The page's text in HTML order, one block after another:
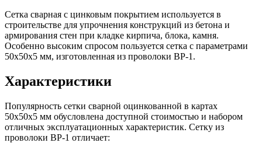
Сетка сварная с цинковым покрытием используется в
строительстве для упрочнения конструкций из бетона и
армирования стен при кладке кирпича, блока, камня.
Особенно высоким спросом пользуется сетка с параметрами
50х50х5 мм, изготовленная из проволоки ВР-1.
Характеристики
Популярность сетки сварной оцинкованной в картах
50х50х5 мм обусловлена доступной стоимостью и набором
отличных эксплуатационных характеристик. Сетку из
проволоки ВР-1 отличает: